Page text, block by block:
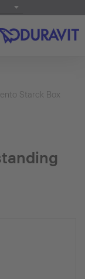
Starck Box